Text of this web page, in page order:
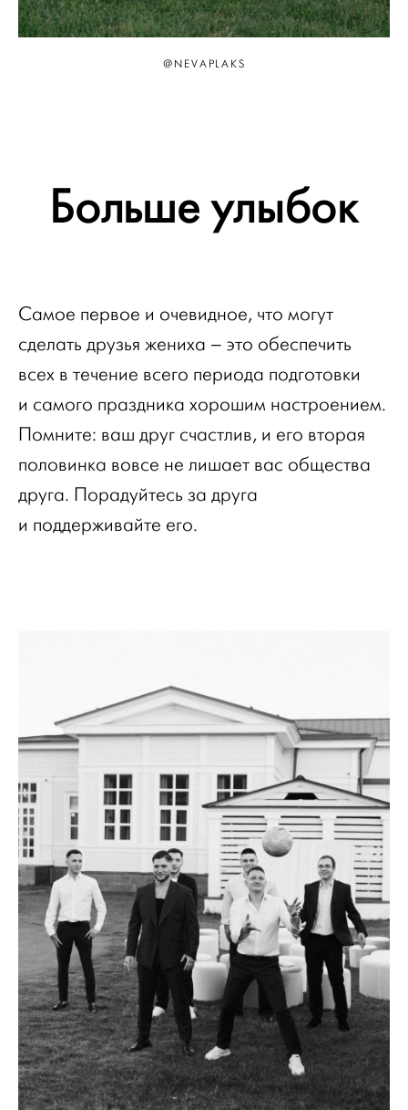
@NEVAPLAKS
Больше улыбок
Самое первое и очевидное, что могут
сделать друзья жениха – это обеспечить
всех в течение всего периода подготовки
и самого праздника хорошим настроением.
Помните: ваш друг счастлив, и его вторая
половинка вовсе не лишает вас общества
друга. Порадуйтесь за друга
и поддерживайте его.